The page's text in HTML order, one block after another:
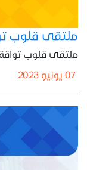
ملتقى قلوب
ملتقى قلوب تواقة